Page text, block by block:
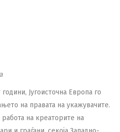
Југоисточна Европа го
на правата на укажувачите.
на креаторите на